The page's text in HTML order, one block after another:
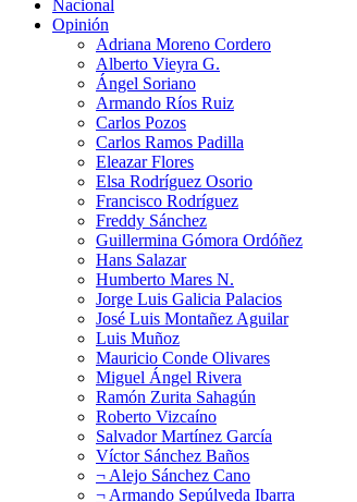
Nacional
Opinión
Adriana Moreno Cordero
Alberto Vieyra G.
Ángel Soriano
Armando Ríos Ruiz
Carlos Pozos
Carlos Ramos Padilla
Eleazar Flores
Elsa Rodríguez Osorio
Francisco Rodríguez
Freddy Sánchez
Guillermina Gómora Ordóñez
Hans Salazar
Humberto Mares N.
Jorge Luis Galicia Palacios
José Luis Montañez Aguilar
Luis Muñoz
Mauricio Conde Olivares
Miguel Ángel Rivera
Ramón Zurita Sahagún
Roberto Vizcaíno
Salvador Martínez García
Víctor Sánchez Baños
¬ Alejo Sánchez Cano
¬ Armando Sepúlveda Ibarra